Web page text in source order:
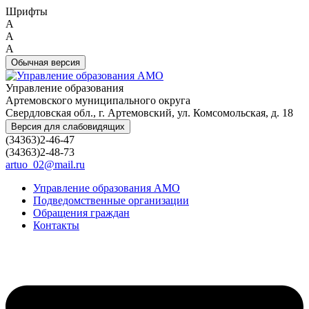
Шрифты
A
A
A
Обычная версия
Управление образования
Артемовского муниципального округа
Свердловская обл., г. Артемовский, ул. Комсомольская, д. 18
Версия для слабовидящих
(34363)2-46-47
(34363)2-48-73
artuo_02@mail.ru
Управление образования АМО
Подведомственные организации
Обращения граждан
Контакты